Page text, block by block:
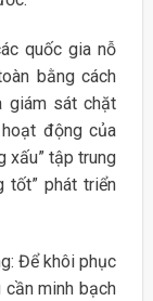
quốc gia nỗ
bằng cách
giám sát chặt
động của
xấu” tập trung
tốt” phát triển
Để khôi phục
cần minh bạch